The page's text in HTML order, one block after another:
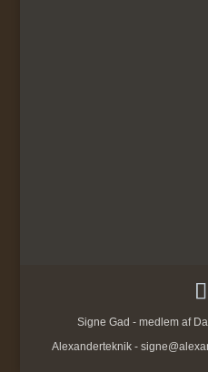
Signe Gad - medlem af
Alexanderteknik -